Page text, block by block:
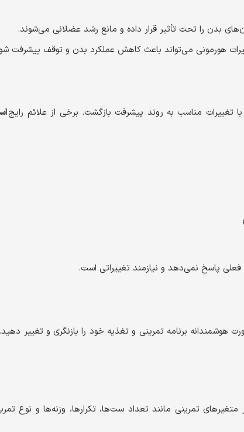
بدن را تحت تأثیر قرار داده و مانع رشد عضلانی می‌شوند.
هورمونی می‌تواند باعث کاهش عملکرد بدن و توقف پیشرفت
مناسب به روند پیشرفت بازگشت. برخی از علائم رایج
پاسخ نمی‌دهد و نیازمند تغییراتی است.
هوشمندانه برنامه تمرینی و تغذیه خود را بازنگری و تغییر
تمرینی مانند تعداد ست‌ها، تکرارها، وزنه‌ها و نوع